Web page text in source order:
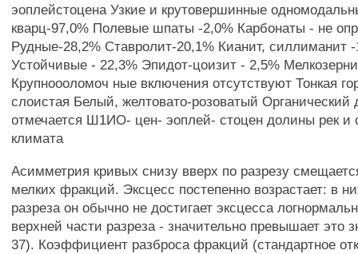
эоплейстоцена Узкие и крутовершинные
кварц-97,0% Полевые шпаты -2,0% Карбонаты - не
Рудные-28,2% Ставролит-20,1% Кианит, силлиманит
Устойчивые - 22,3% Эпидот-цоизит - 2,5%
Крупноооломоч ные включения отсутствуют Тонкая
слоистая Белый, желтовато-розоватый Органический
отмечается Ш1ИО- цен- эоплей- стоцен долины рек и
климата
Асимметрия кривых снизу вверх по разрезу
мелких фракций. Эксцесс постепенно возрастает: в
разреза он обычно не достигает эксцесса
верхней части разреза - значительно превышает это
37). Коэффициент разброса фракций (стандартное